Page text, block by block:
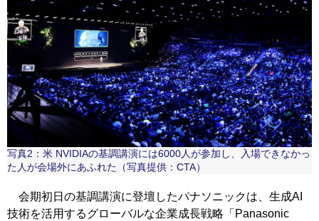
写真2：米 NVIDIAの基調講演には6000人が参加し、入場できなかっ
た人が会場外にあふれた（写真提供：CTA）
会期初日の基調講演に登壇したパナソニックは、生成AI
技術を活用するグローバルな企業成長戦略「Panasonic